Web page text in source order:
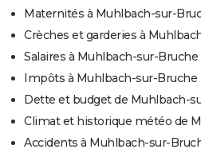
Maternités à Muhlbach-sur-
Crèches et garderies à
Salaires à Muhlbach-sur-Bruche
Impôts à Muhlbach-sur-Bruche
Dette et budget de Muhlbach-
Climat et historique météo de
Accidents à Muhlbach-sur-